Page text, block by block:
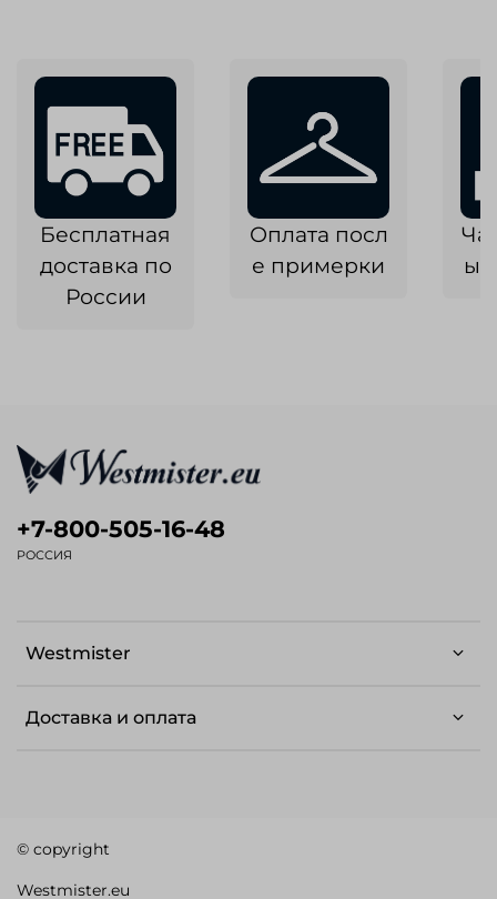
Бесплатная
доставка по
России
Оплата посл
е примерки
Westmister
Доставка и оплата
+7-800-505-16-48
РОССИЯ
© copyright
Westmister.eu